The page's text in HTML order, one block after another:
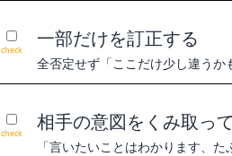
check 一部だけを訂正する
全否定せず「ここだけ少し違う
check 相手の意図をくみ取っ
「言いたいことはわかります、